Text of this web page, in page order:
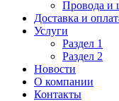
Провода и
Доставка и
Услуги
Раздел 1
Раздел 2
Новости
О компании
Контакты